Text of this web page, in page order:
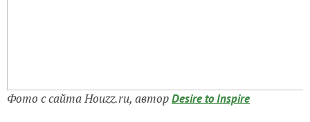
Фото с сайта Houzz.ru, авторDesire to Inspire